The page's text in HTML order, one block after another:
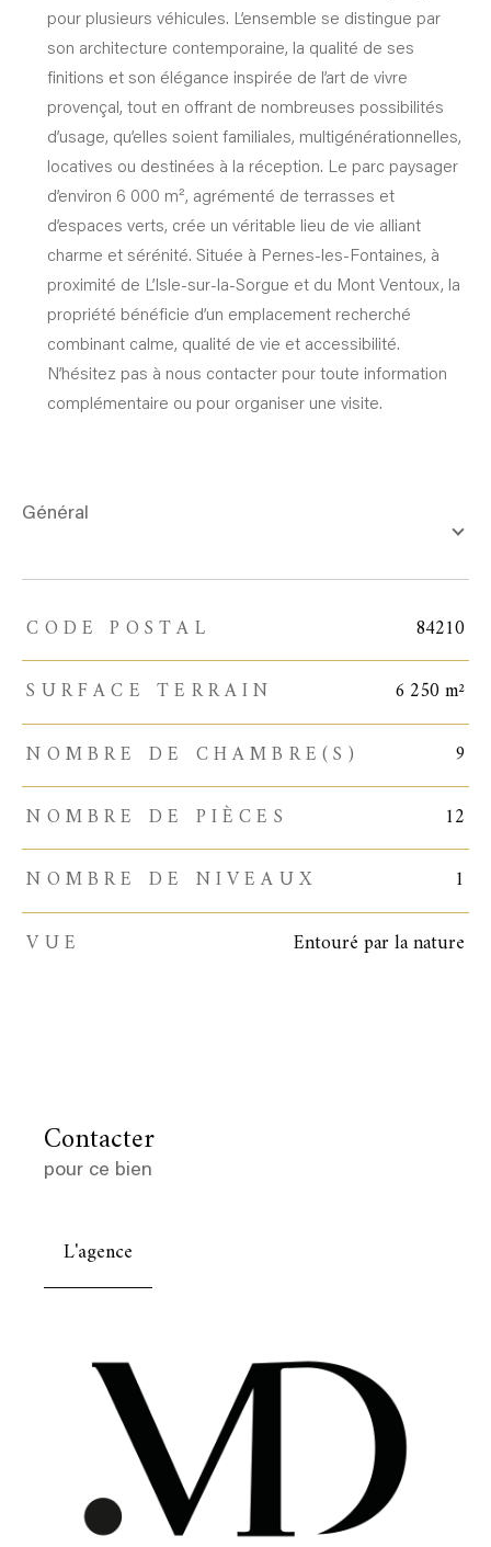
pour plusieurs véhicules. L’ensemble se distingue par
son architecture contemporaine, la qualité de ses
finitions et son élégance inspirée de l’art de vivre
provençal, tout en offrant de nombreuses possibilités
d’usage, qu’elles soient familiales, multigénérationnelles,
locatives ou destinées à la réception. Le parc paysager
d’environ 6 000 m², agrémenté de terrasses et
d’espaces verts, crée un véritable lieu de vie alliant
charme et sérénité. Située à Pernes-les-Fontaines, à
proximité de L’Isle-sur-la-Sorgue et du Mont Ventoux, la
propriété bénéficie d’un emplacement recherché
combinant calme, qualité de vie et accessibilité.
N’hésitez pas à nous contacter pour toute information
complémentaire ou pour organiser une visite.
général
TRAD_ZEPHYR_Caracteristique TRAD_ZEPHYR_Valeurs
CODE POSTAL
84210
SURFACE TERRAIN
6 250 m²
NOMBRE DE CHAMBRE(S)
9
NOMBRE DE PIÈCES
12
NOMBRE DE NIVEAUX
1
VUE
Entouré par la nature
Contacter
pour ce bien
L'agence